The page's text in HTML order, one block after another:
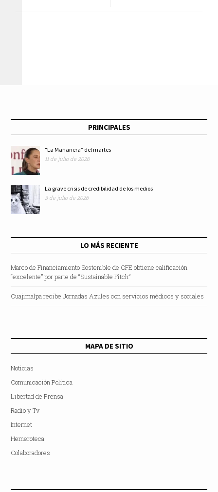
desalojados
PRINCIPALES
"La Mañanera” del martes
11 de julio de 2026
La grave crisis de credibilidad de los medios
3 de julio de 2026
LO MÁS RECIENTE
Marco de Financiamiento Sostenible de CFE obtiene calificación
“excelente” por parte de “Sustainable Fitch”
Cuajimalpa recibe Jornadas Azules con servicios médicos y sociales
MAPA DE SITIO
Noticias
Comunicación Política
Libertad de Prensa
Radio y Tv
Internet
Hemeroteca
Colaboradores